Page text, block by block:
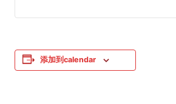
添加到calendar